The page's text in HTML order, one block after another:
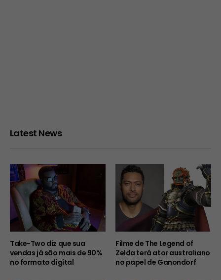
Latest News
Take-Two diz que sua
vendas já são mais de 90%
no formato digital
Filme de The Legend of
Zelda terá ator australiano
no papel de Ganondorf